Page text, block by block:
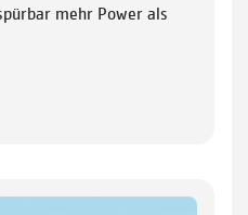
mehr Power als